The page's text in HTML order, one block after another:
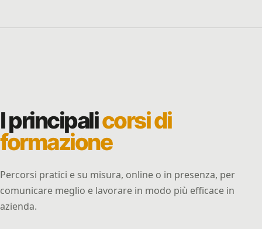
I principalicorsi di
formazione
Percorsi pratici e su misura, online o in presenza, per
comunicare meglio e lavorare in modo più efficace in
azienda.